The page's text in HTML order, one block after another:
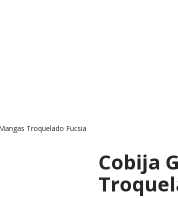
Troquelado Fucsia
Cobija